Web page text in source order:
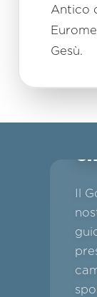
Antico
Gesù.
Il